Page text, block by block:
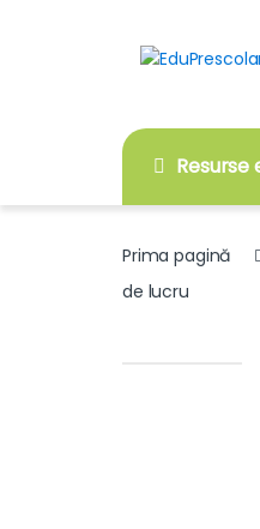
Resurse
Prima pagină
de lucru